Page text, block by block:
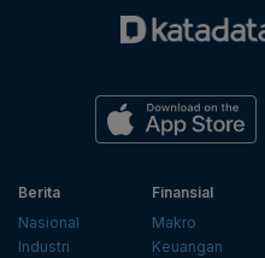
Berita
Nasional
Industri
Finansial
Makro
Keuangan